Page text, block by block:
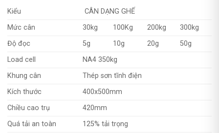
Kiểu
CÂN DẠNG GHẾ
Mức cân
30kg 100Kg 200kg
300kg
Độ đọc
5g 10g 20g
50g
Load cell
NA4 350kg
Khung cân
Thép sơn tĩnh điện
Kích thước
400x500mm
Chiều cao trụ
420mm
Quá tải an toàn
125% tải trọng